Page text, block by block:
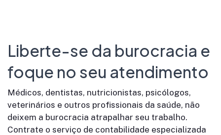
Liberte-se da burocracia e
foque no seu atendimento
Médicos, dentistas, nutricionistas, psicólogos,
veterinários e outros profissionais da saúde, não
deixem a burocracia atrapalhar seu trabalho.
Contrate o serviço de contabilidade especializada